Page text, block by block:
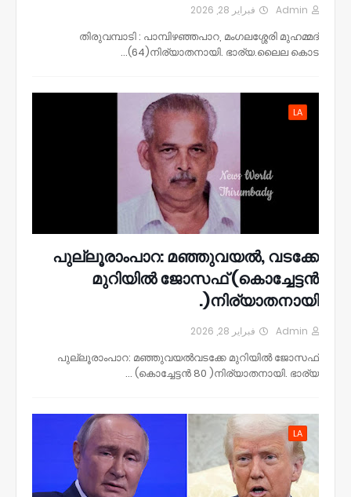
Admin فبراير 28, 2026
തിരുവമ്പാടി : പാമ്പിഴഞ്ഞപാറ, മംഗലശ്ശേരി മുഹമ്മദ്
(64)നിര്യാതനായി. ഭാര്യ.ലൈല കൊട…
LA
പുല്ലൂരാംപാറ: മഞ്ഞുവയൽ, വടക്കേ
മുറിയിൽ ജോസഫ് (കൊച്ചേട്ടൻ
)നിര്യാതനായി.
Admin فبراير 28, 2026
പുല്ലൂരാംപാറ: മഞ്ഞുവയൽവടക്കേ മുറിയിൽ ജോസഫ്
(കൊച്ചേട്ടൻ 80 )നിര്യാതനായി. ഭാര്യ …
LA